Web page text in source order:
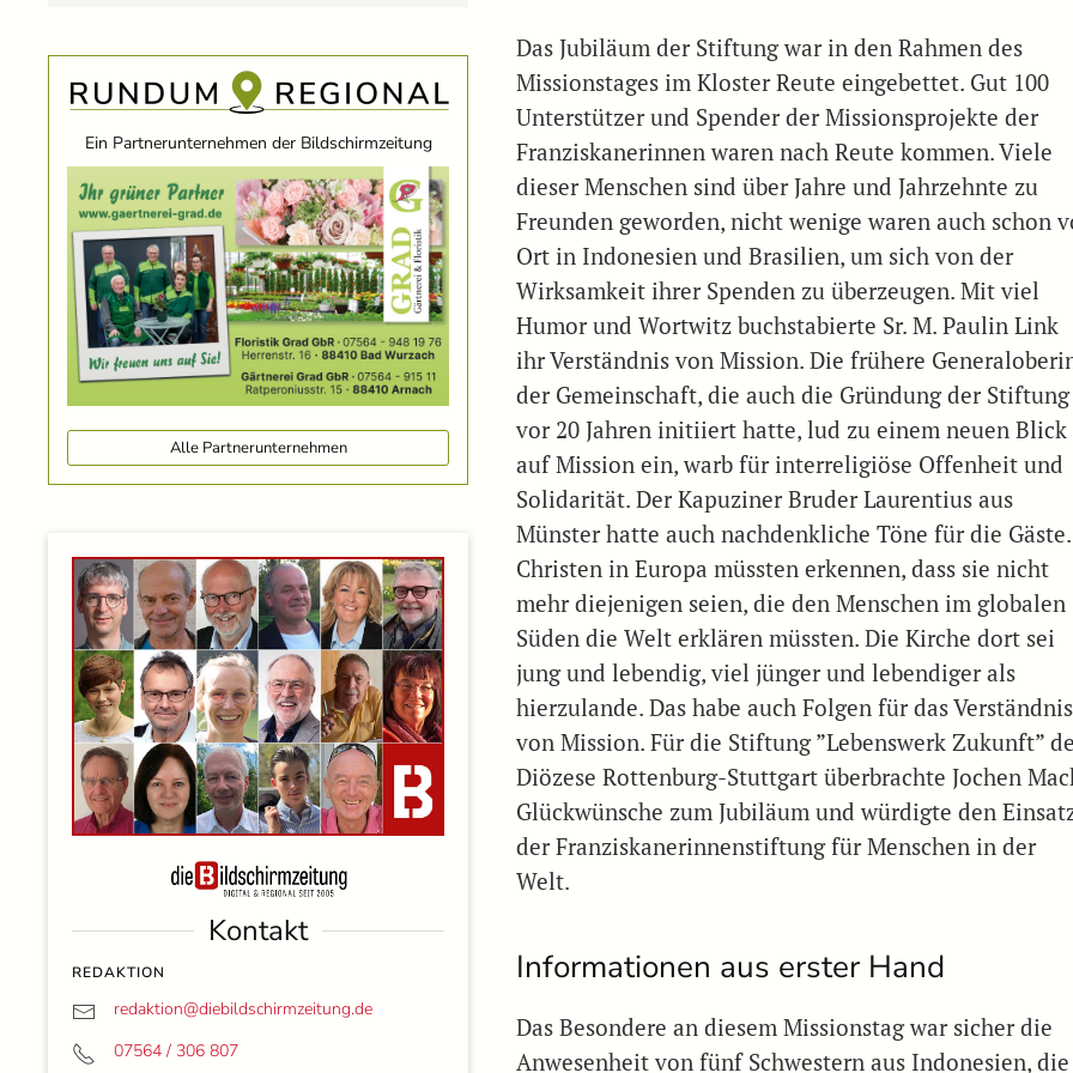
Ein Partnerunternehmen der Bildschirmzeitung
Alle Partnerunternehmen
Kontakt
REDAKTION
redaktion@diebildschirmzeitung.de
07564 / 306 807
Das Jubiläum der Stiftung war in den Rahmen des
Missionstages im Kloster Reute eingebettet. Gut 100
Unterstützer und Spender der Missionsprojekte der
Franziskanerinnen waren nach Reute kommen. Viele
dieser Menschen sind über Jahre und Jahrzehnte zu
Freunden geworden, nicht wenige waren auch schon
Ort in Indonesien und Brasilien, um sich von der
Wirksamkeit ihrer Spenden zu überzeugen. Mit viel
Humor und Wortwitz buchstabierte Sr. M. Paulin Link
ihr Verständnis von Mission. Die frühere
der Gemeinschaft, die auch die Gründung der Stiftung
vor 20 Jahren initiiert hatte, lud zu einem neuen Blick
auf Mission ein, warb für interreligiöse Offenheit und
Solidarität. Der Kapuziner Bruder Laurentius aus
Münster hatte auch nachdenkliche Töne für die Gäste.
Christen in Europa müssten erkennen, dass sie nicht
mehr diejenigen seien, die den Menschen im globalen
Süden die Welt erklären müssten. Die Kirche dort sei
jung und lebendig, viel jünger und lebendiger als
hierzulande. Das habe auch Folgen für das Verständnis
von Mission. Für die Stiftung ”Lebenswerk Zukunft”
Diözese Rottenburg-Stuttgart überbrachte Jochen
Glückwünsche zum Jubiläum und würdigte den
der Franziskanerinnenstiftung für Menschen in der
Welt.
Informationen aus erster Hand
Das Besondere an diesem Missionstag war sicher die
Anwesenheit von fünf Schwestern aus Indonesien, die